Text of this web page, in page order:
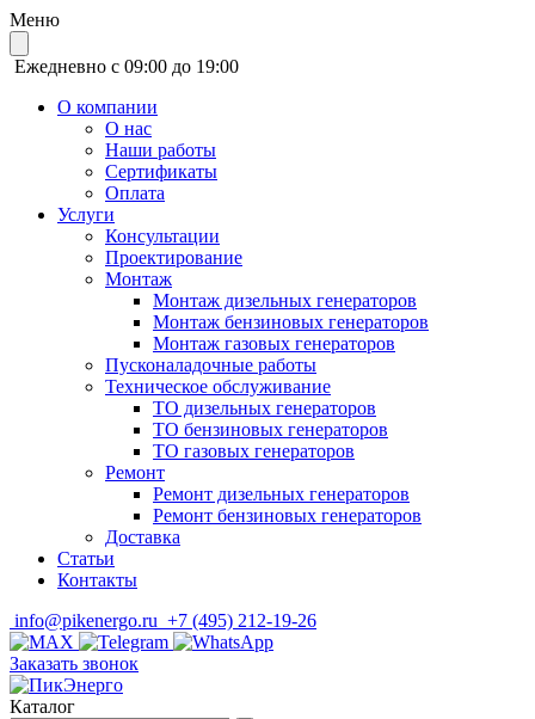
Меню
Ежедневно с 09:00 до 19:00
О компании
О нас
Наши работы
Сертификаты
Оплата
Услуги
Консультации
Проектирование
Монтаж
Монтаж дизельных генераторов
Монтаж бензиновых генераторов
Монтаж газовых генераторов
Пусконаладочные работы
Техническое обслуживание
ТО дизельных генераторов
ТО бензиновых генераторов
ТО газовых генераторов
Ремонт
Ремонт дизельных генераторов
Ремонт бензиновых генераторов
Доставка
Статьи
Контакты
info@pikenergo.ru +7 (495) 212-19-26
Заказать звонок
Каталог